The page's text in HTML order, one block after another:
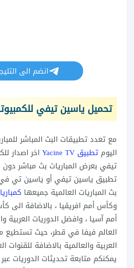
انضم الى
تحميل ياسين تيفي
مع تعدد تطبيقات البث المباشر
اليوم تطبيق Yacine TV
اخر اصدار
تيفي بعرض المباريات بث مباشر
تطبيق ياسين تيفي أو ياسين تي في
بث المباريات العالمية جميعها
وكأس أمم افريقيا ، بالاضافة الى
أمم آسيا ، وافضل الدوريات العربية
العالم فيفا في قطر، حيث تستطيع
العربية والعالمية بالاضافة للقنوات
يمكنكم متابعة تحديثات الدوريات عبر